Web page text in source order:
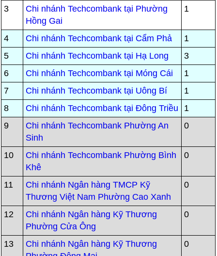
3
Chi nhánh Techcombank tại Phường
Hồng Gai
1
4 Chi nhánh Techcombank tại Cẩm Phả
1
5
Chi nhánh Techcombank tại Hạ Long
3
6
Chi nhánh Techcombank tại Móng Cái
1
7
Chi nhánh Techcombank tại Uông Bí
1
8
Chi nhánh Techcombank tại Đông Triều
1
9
Chi nhánh Techcombank Phường An
Sinh
0
10
Chi nhánh Techcombank Phường Bình
Khê
0
11
Chi nhánh Ngân hàng TMCP Kỹ
Thương Việt Nam Phường Cao Xanh
0
12
Chi nhánh Ngân hàng Kỹ Thương
Phường Cửa Ông
0
13
Chi nhánh Ngân hàng Kỹ Thương
0